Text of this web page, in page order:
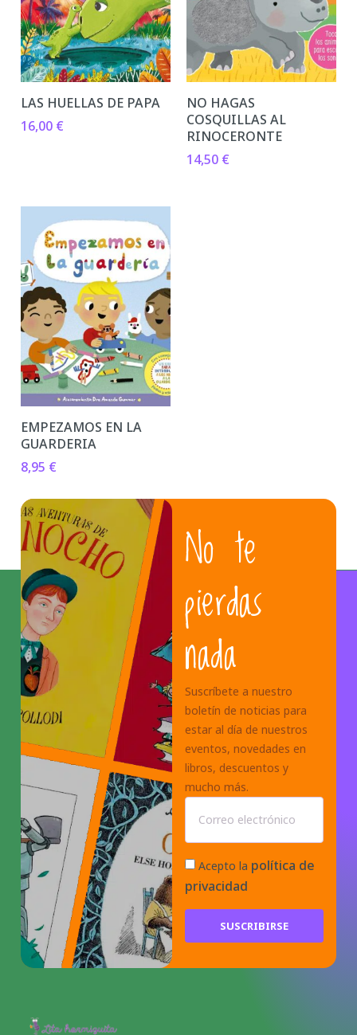
LAS HUELLAS DE PAPA
16,00 €
NO HAGAS
COSQUILLAS AL
RINOCERONTE
14,50 €
EMPEZAMOS EN LA
GUARDERIA
8,95 €
No te
pierdas
nada
Suscríbete a nuestro
boletín de noticias para
estar al día de nuestros
eventos, novedades en
libros, descuentos y
mucho más.
Acepto la política de
privacidad
SUSCRIBIRSE